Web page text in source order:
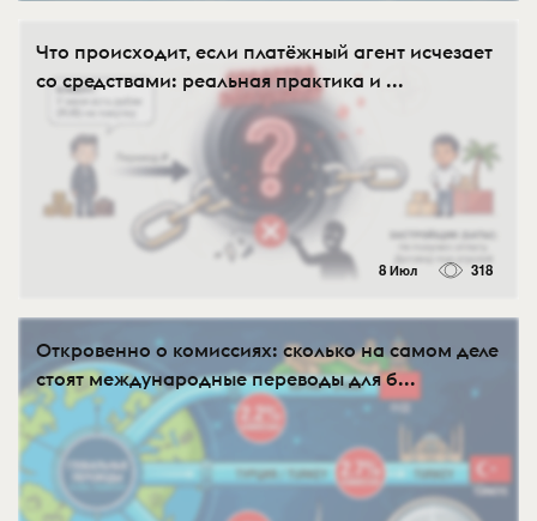
Что происходит, если платёжный агент исчезает
со средствами: реальная практика и ...
8 Июл 318
Откровенно о комиссиях: сколько на самом деле
стоят международные переводы для б...